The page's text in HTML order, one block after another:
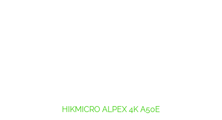
HIKMICRO ALPEX 4K A50E